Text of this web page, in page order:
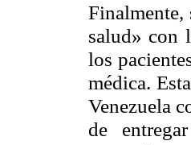
Finalmente,
salud» con
los
médica.
Venezuela
de